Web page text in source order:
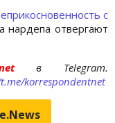
с
нардепа отвергают
в Telegram.
korrespondentnet